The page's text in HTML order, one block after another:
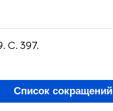
С. 397.
Список сокращений